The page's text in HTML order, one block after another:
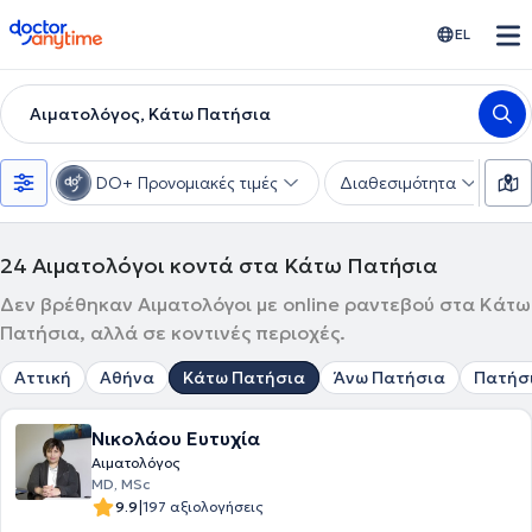
doctoranytime EL
Αιματολόγος, Κάτω Πατήσια
DO+ Προνομιακές τιμές Διαθεσιμότητα
24 Αιματολόγοι κοντά στα Κάτω Πατήσια
Δεν βρέθηκαν Αιματολόγοι με online ραντεβού στα Κάτω
Πατήσια, αλλά σε κοντινές περιοχές.
Αττική Αθήνα Κάτω Πατήσια Άνω Πατήσια
Νικολάου Ευτυχία
Αιματολόγος
MD, MSc
9.9|197 αξιολογήσεις